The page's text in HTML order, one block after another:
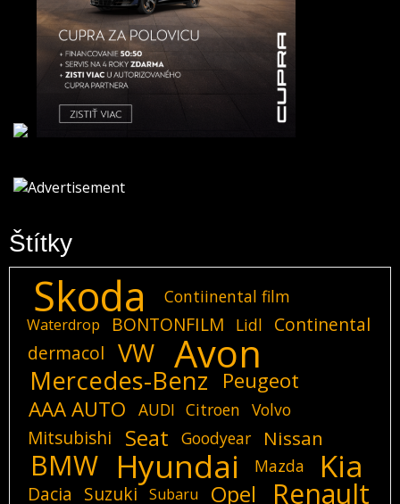
Štítky
Skoda Contiinental film
Waterdrop BONTONFILM Lidl
Continental
dermacol
VW Avon
Mercedes-Benz
Peugeot
AAA AUTO
AUDI Citroen Volvo
Mitsubishi Seat Goodyear Nissan
BMW Hyundai Mazda Kia
Dacia Suzuki Subaru Opel Renault